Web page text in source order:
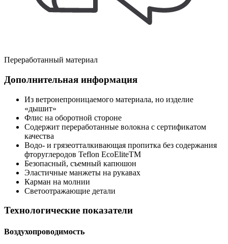
Переработанный материал
Дополнительная информация
Из ветронепроницаемого материала, но изделие
«дышит»
Флис на оборотной стороне
Содержит переработанные волокна с сертификатом
качества
Водо- и грязеотталкивающая пропитка без содержания
фторуглеродов Teflon EcoEliteTM
Безопасный, съемный капюшон
Эластичные манжеты на рукавах
Карман на молнии
Светоотражающие детали
Технологические показатели
Воздухопроводимость